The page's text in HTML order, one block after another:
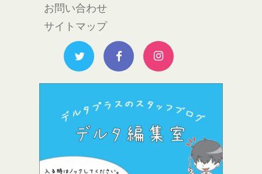
お問い合わせ
サイトマップ